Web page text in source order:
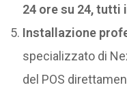
24 ore su 24, tutti
Installazione
specializzato di
del POS